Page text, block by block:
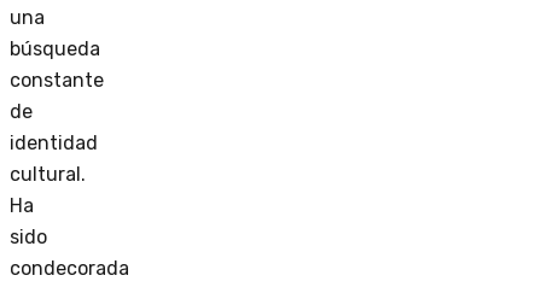
una
búsqueda
constante
de
identidad
cultural.
Ha
sido
condecorada